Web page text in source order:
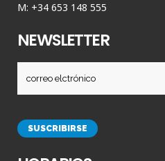
M: +34 653 148 555
NEWSLETTER